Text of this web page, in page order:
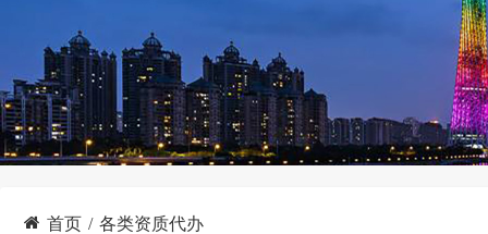
首页 各类资质代办